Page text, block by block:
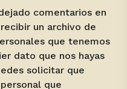
comentarios en
un archivo de
que tenemos
dato que nos hayas
solicitar que
que